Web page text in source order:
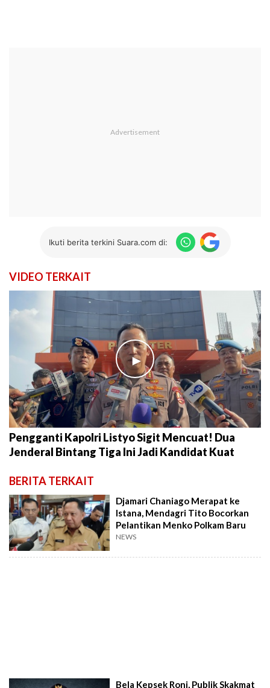
Ikuti berita terkini Suara.com di:
VIDEO TERKAIT
►
Pengganti Kapolri Listyo Sigit Mencuat! Dua
Jenderal Bintang Tiga Ini Jadi Kandidat Kuat
BERITA TERKAIT
Djamari Chaniago Merapat ke
Istana, Mendagri Tito Bocorkan
Pelantikan Menko Polkam Baru
NEWS
Bela Kepsek Roni, Publik Skakmat